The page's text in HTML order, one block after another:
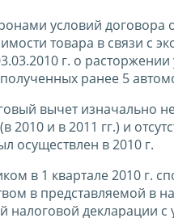
условий договора
товара в связи с
г. о расторжении
ранее 5
вычет изначально
2010 и в 2011 гг.) и
осуществлен в 2010 г.
в 1 квартале 2010 г.
в представляемой в
декларации с